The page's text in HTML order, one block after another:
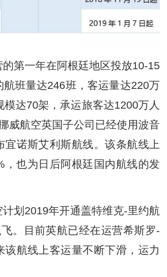
一年在阿根廷地区投放10-15
班量达246班，客运量达220万
模达70架，承运旅客达1200万人
威航空英国子公司已经使用波音
宜诺斯艾利斯航线。该条航线上
，也为日后阿根廷国内航线的发
2019年开通盖特维克-里约航
。目前英航已经在运营希斯罗-
该航线上客运量不断下滑，运力